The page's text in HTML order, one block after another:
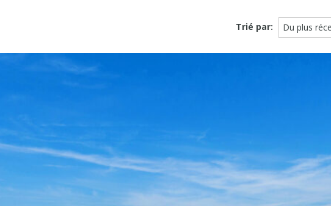
Trié par: Du plus